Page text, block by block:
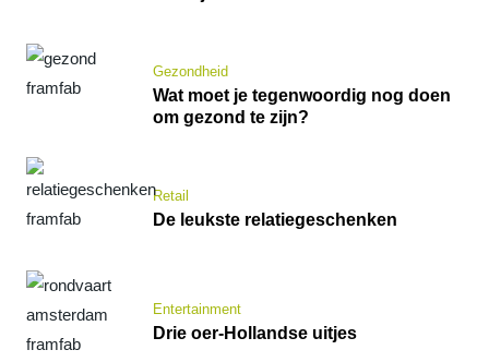
Gezondheid
Wat moet je tegenwoordig nog doen
om gezond te zijn?
Retail
De leukste relatiegeschenken
Entertainment
Drie oer-Hollandse uitjes